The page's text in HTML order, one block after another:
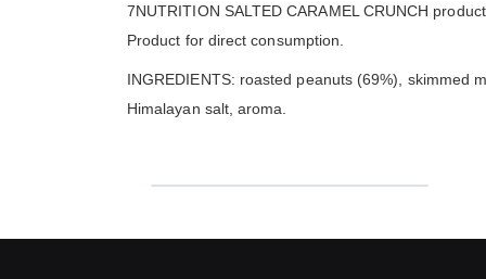
7NUTRITION SALTED CARAMEL CRUNCH
Product for direct consumption.
INGREDIENTS: roasted peanuts (69%), skimmed
Himalayan salt, aroma.